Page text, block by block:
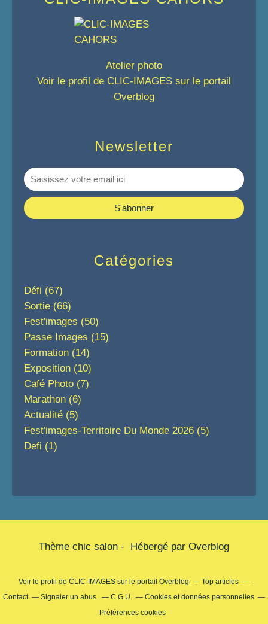
Newsletter
Catégories
Défi (67)
Sortie (66)
Fest'images (50)
Passe Images (15)
Formation (14)
Exposition (10)
Café Photo (7)
Marathon (6)
Actualité (5)
Fest'images-Territoire Du Monde 2026 (5)
Defi (1)
Atelier photo
Voir le profil de CLIC-IMAGES sur le portail
Overblog
Thème chic salon - Hébergé par Overblog
Voir le profil de CLIC-IMAGES sur le portail Overblog
Top articles
Contact
Signaler un abus C.G.U.
Cookies et données personnelles
Préférences cookies